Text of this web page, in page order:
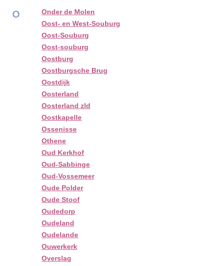
O
Onder de Molen
Oost- en West-Souburg
Oost-Souburg
Oost-souburg
Oostburg
Oostburgsche Brug
Oostdijk
Oosterland
Oosterland zld
Oostkapelle
Ossenisse
Othene
Oud Kerkhof
Oud-Sabbinge
Oud-Vossemeer
Oude Polder
Oude Stoof
Oudedorp
Oudeland
Oudelande
Ouwerkerk
Overslag